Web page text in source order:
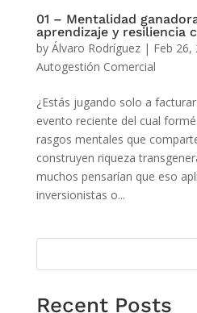
01 – Mentalidad
aprendizaje y resiliencia
by Álvaro Rodríguez| Feb 26,
Autogestión Comercial
¿Estás jugando solo a
evento reciente del cual
rasgos mentales que
construyen riqueza
muchos pensarían que eso
inversionistas o...
Recent Posts